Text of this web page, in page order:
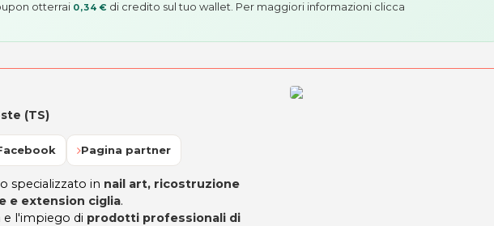
otterrai 0,34 € di credito sul tuo wallet. Per maggiori informazioni clicca
(TS)
Pagina partner
specializzato in nail art, ricostruzione
e extension ciglia.
e l'impiego di prodotti professionali di